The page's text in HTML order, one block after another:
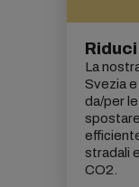
La
Svezia
da/per
stradali
CO2